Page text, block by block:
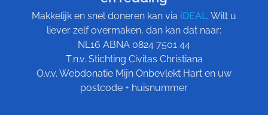
Makkelijk en snel doneren kan via iDEAL. Wilt u
liever zelf overmaken, dan kan dat naar:
NL16 ABNA 0824 7501 44
T.n.v. Stichting Civitas Christiana
O.v.v. Webdonatie Mijn Onbevlekt Hart en uw
postcode + huisnummer